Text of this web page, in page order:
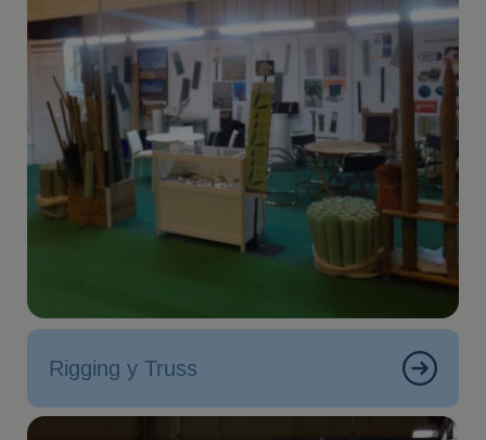
Rigging y Truss